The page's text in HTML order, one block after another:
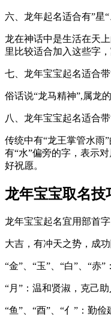
六、龙年起名适合有”星“
龙在神话中是生活在天
里比较适合加入这些字
七、龙年宝宝起名适合带
俗话说“龙马精神”,属龙
八、龙年宝宝起名适合带
传统中有“龙王掌管水雨
有“水”偏旁的字，表示
好祝愿。
龙年宝宝取名技
龙年宝宝起名宜用部首字
大吉，有冲天之势，成
“金”、“玉”、“白”、“赤
“月”：温和贤淑，克己
“鱼”、“酉”、“亻”：勤